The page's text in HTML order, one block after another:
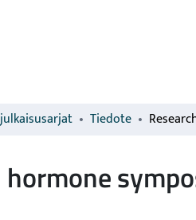
Tiedote
hormone